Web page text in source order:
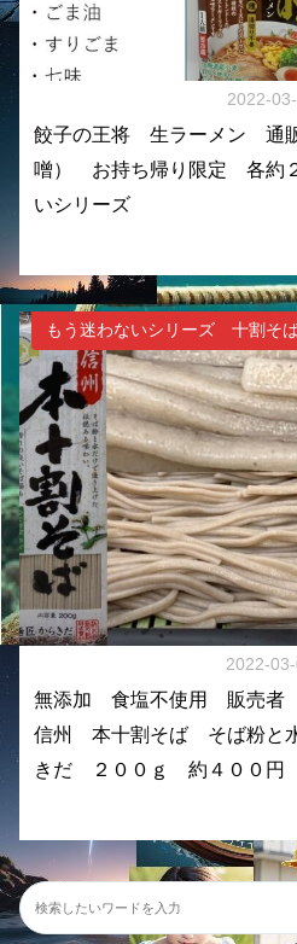
2022-
餃子の王将 生ラーメン
噌） お持ち帰り限定 各約
いシリーズ
もう迷わないシリーズ 十割そ
2022-
無添加 食塩不使用 販売者
信州 本十割そば そば粉と
きだ ２００ｇ 約４００円